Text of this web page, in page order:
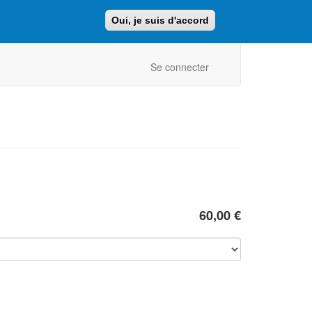
Oui, je suis d'accord
Retour au site ajcf.fr
Se connecter
60,00 €